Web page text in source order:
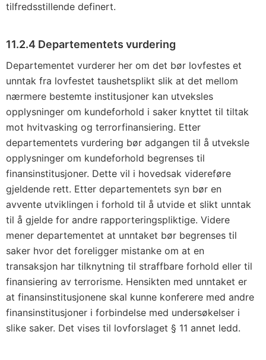
tilfredsstillende definert.
11.2.4 Departementets vurdering
Departementet vurderer her om det bør lovfestes et
unntak fra lovfestet taushetsplikt slik at det mellom
nærmere bestemte institusjoner kan utveksles
opplysninger om kundeforhold i saker knyttet til tiltak
mot hvitvasking og terrorfinansiering. Etter
departementets vurdering bør adgangen til å utveksle
opplysninger om kundeforhold begrenses til
finansinstitusjoner. Dette vil i hovedsak videreføre
gjeldende rett. Etter departementets syn bør en
avvente utviklingen i forhold til å utvide et slikt unntak
til å gjelde for andre rapporteringspliktige. Videre
mener departementet at unntaket bør begrenses til
saker hvor det foreligger mistanke om at en
transaksjon har tilknytning til straffbare forhold eller til
finansiering av terrorisme. Hensikten med unntaket er
at finansinstitusjonene skal kunne konferere med andre
finansinstitusjoner i forbindelse med undersøkelser i
slike saker. Det vises til lovforslaget § 11 annet ledd.